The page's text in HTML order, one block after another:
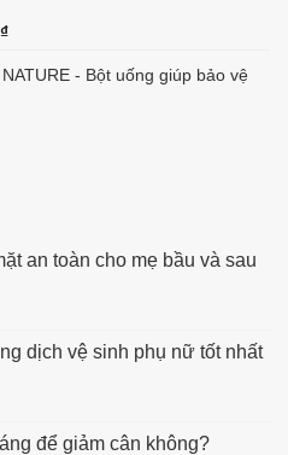
₫Giá
tại
- Bột uống giúp bảo vệ
an toàn cho mẹ bầu và sau
dịch vệ sinh phụ nữ tốt nhất
để giảm cân không?